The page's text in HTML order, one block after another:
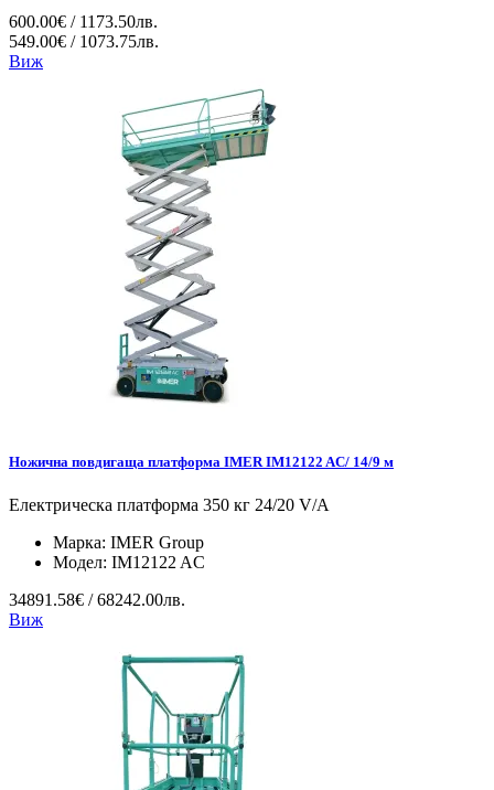
600.00€ / 1173.50лв.
549.00€ / 1073.75лв.
Виж
Ножична повдигаща платформа IMER IM12122 AC/ 14/9 м
Електрическа платформа 350 кг 24/20 V/A
Марка: IMER Group
Модел: IM12122 AC
34891.58€ / 68242.00лв.
Виж